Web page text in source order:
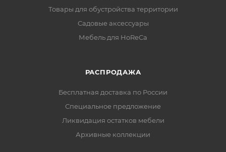
Товары для обустройства территории
Садовые аксессуары
Мебель для HoReCa
РАСПРОДАЖА
Бесплатная доставка по России
Специальное предложение
Ликвидация остатков мебели
Архивные коллекции